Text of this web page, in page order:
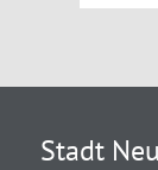
Stadt